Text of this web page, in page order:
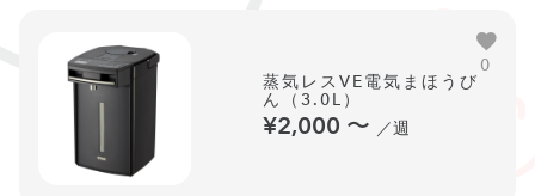
蒸気レスVE電気まほうび
ん（3.0L）
¥2,000 〜 ／週
0